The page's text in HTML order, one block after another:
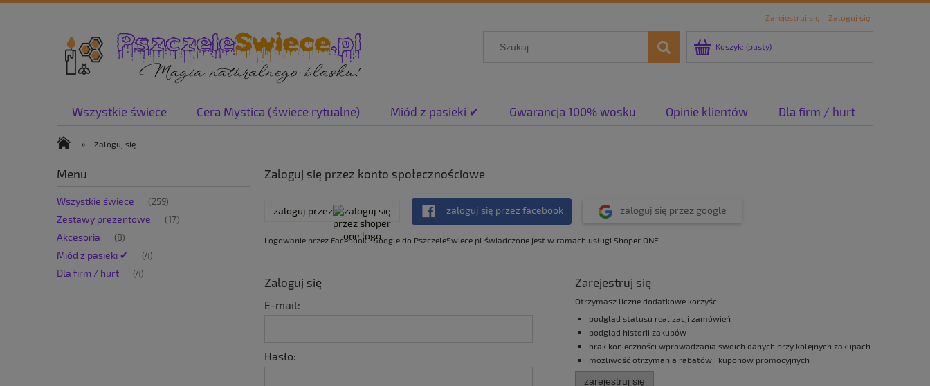
Zarejestruj się Zaloguj się
Koszyk: (pusty)
Wszystkie świece Cera Mystica (świece rytualne) Miód z pasieki ✔ Gwarancja 100% wosku Opinie klientów Dla firm / hurt
» Zaloguj się
Menu
Wszystkie świece (259)
Zestawy prezentowe (17)
Akcesoria (8)
Miód z pasieki ✔ (4)
Dla firm / hurt (4)
Zaloguj się przez konto społecznościowe
zaloguj przez zaloguj się przez facebook zaloguj się przez google
Logowanie przez Facebook i Google do PszczeleSwiece.pl świadczone jest w ramach usługi Shoper ONE.
Zaloguj się
E-mail:
Hasło:
Zarejestruj się
Otrzymasz liczne dodatkowe korzyści:
podgląd statusu realizacji zamówień
podgląd historii zakupów
brak konieczności wprowadzania swoich danych przy kolejnych zakupach
możliwość otrzymania rabatów i kuponów promocyjnych
zarejestruj się